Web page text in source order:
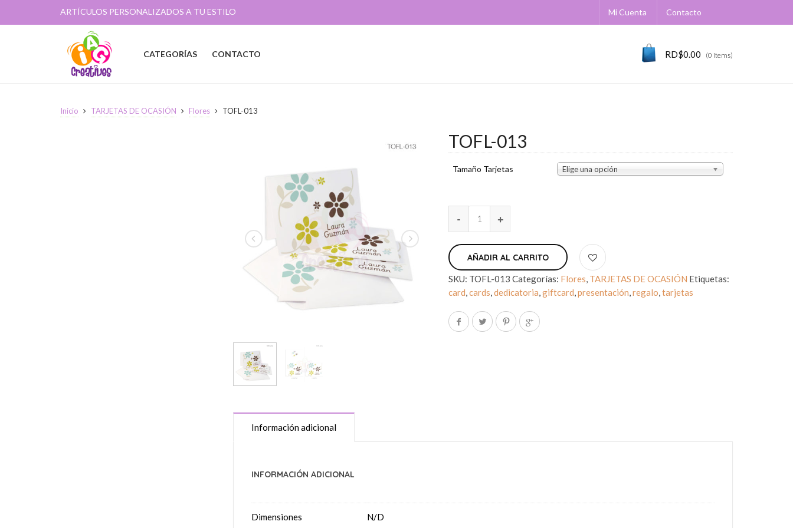
ARTÍCULOS PERSONALIZADOS A TU ESTILO Mi Cuenta Contacto
RD$0.00 (0 items)
CATEGORÍAS CONTACTO
Inicio TARJETAS DE OCASIÓN Flores TOFL-013
TOFL-013
Tamaño Tarjetas Elige una opción
AÑADIR AL CARRITO
SKU: TOFL-013 Categorías: Flores, TARJETAS DE OCASIÓN Etiquetas:
card,cards,dedicatoria,giftcard,presentación,regalo,tarjetas
Información adicional
INFORMACIÓN ADICIONAL
Dimensiones N/D